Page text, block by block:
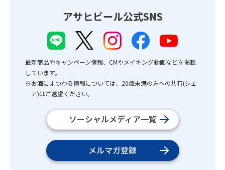
アサヒビール公式SNS
最新商品やキャンペーン情報、CMやメイキング動画などを掲載
しています。
※お酒にまつわる情報については、20歳未満の方への共有(シェ
ア)はご遠慮ください。
ソーシャルメディア一覧
メルマガ登録